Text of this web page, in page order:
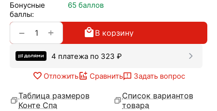
Бонусные
баллы:
65 баллов
+
− В корзину
4 платежа по 323 ₽
Отложить Сравнить Задать вопрос
Таблица размеров
Конте Спа
Список вариантов
товара